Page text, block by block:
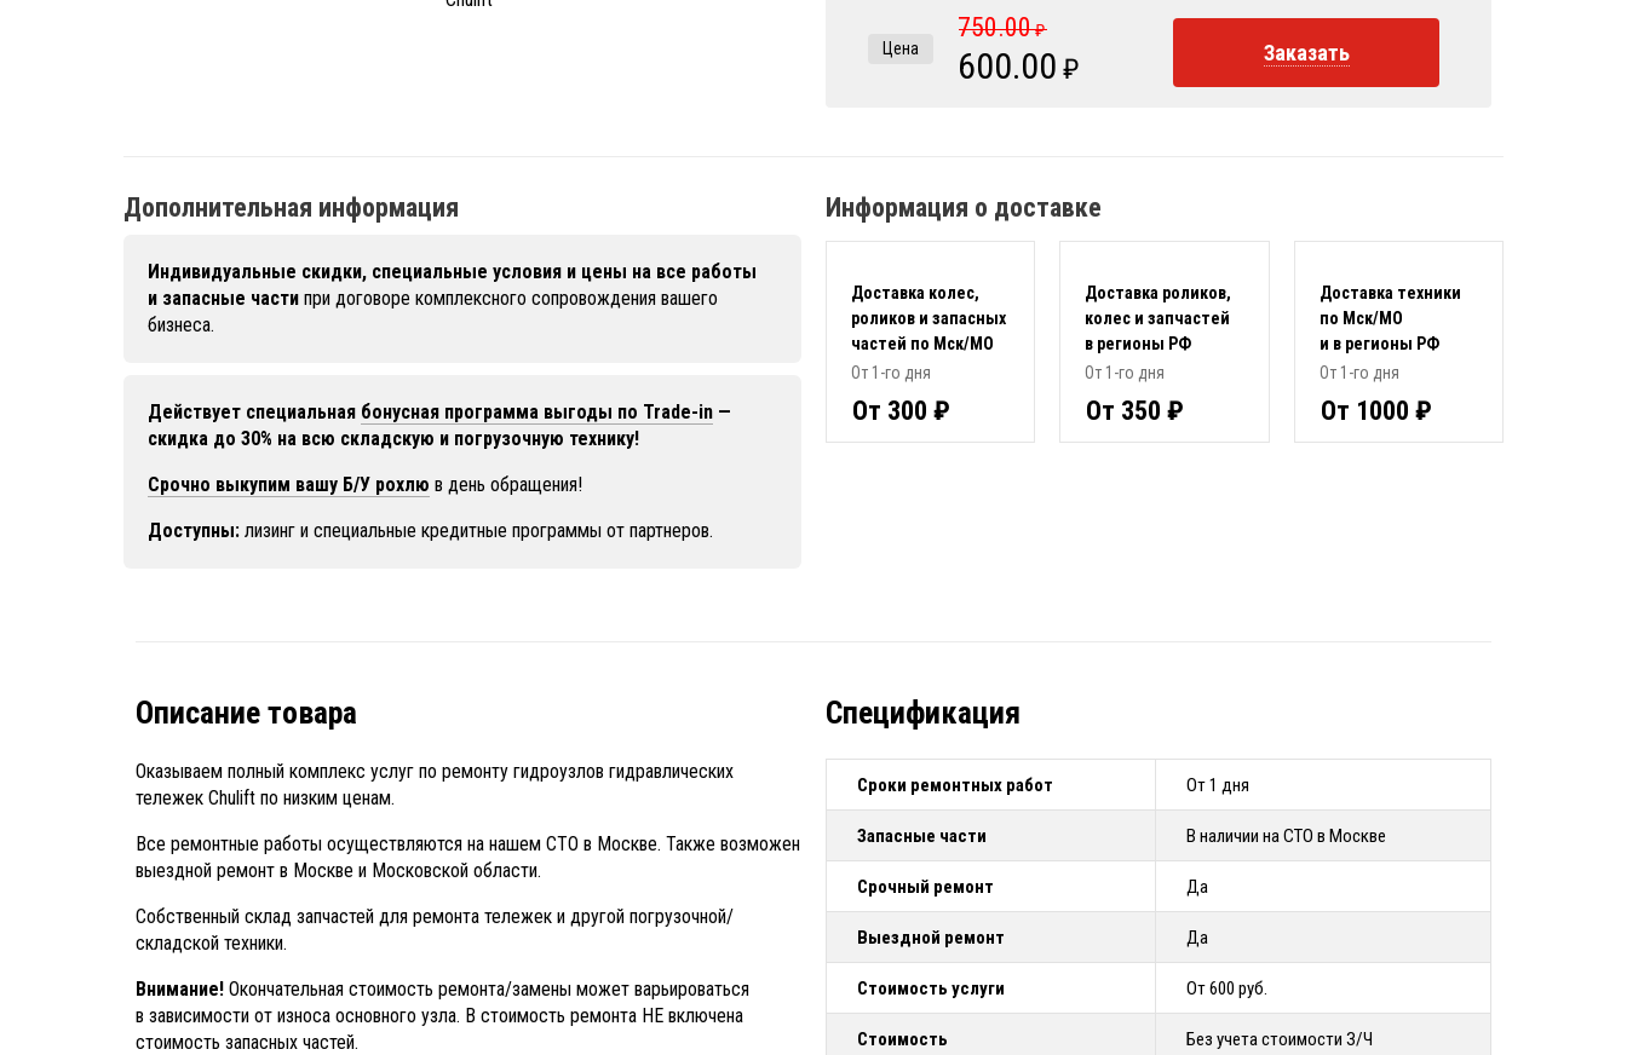
Цена
750.00₽
600.00 ₽
Заказать
Дополнительная информация
Индивидуальные скидки, специальные условия и цены на все работы
и запасные части при договоре комплексного сопровождения вашего
бизнеса.
Действует специальная бонусная программа выгоды по Trade-in —
скидка до 30% на всю складскую и погрузочную технику!
Срочно выкупим вашу Б/У рохлю в день обращения!
Доступны: лизинг и специальные кредитные программы от партнеров.
Информация о доставке
Доставка колес,
роликов и запасных
частей по Мск/МО
От 1-го дня
От 300 ₽
Доставка роликов,
колес и запчастей
в регионы РФ
От 1-го дня
От 350 ₽
Доставка техники
по Мск/МО
и в регионы РФ
От 1-го дня
От 1000 ₽
Описание товара
Оказываем полный комплекс услуг по ремонту гидроузлов гидравлических
тележек Chulift по низким ценам.
Все ремонтные работы осуществляются на нашем СТО в Москве. Также возможен
выездной ремонт в Москве и Московской области.
Собственный склад запчастей для ремонта тележек и другой погрузочной/
складской техники.
Внимание! Окончательная стоимость ремонта/замены может варьироваться
в зависимости от износа основного узла. В стоимость ремонта НЕ включена
стоимость запасных частей.
Спецификация
Сроки ремонтных работ От 1 дня
Запасные части В наличии на СТО в Москве
Срочный ремонт Да
Выездной ремонт Да
Стоимость услуги От 600 руб.
Стоимость Без учета стоимости З/Ч